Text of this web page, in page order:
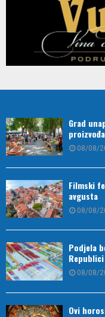
Grad
08/08/
Filmski
avgusta
08/08/
Podjela
08/08/
Ovi